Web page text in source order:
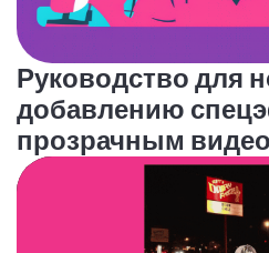
Руководство для
добавлению
прозрачным